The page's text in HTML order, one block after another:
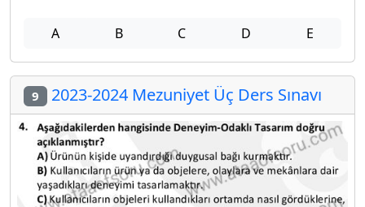
A B C D E
9 2023-2024 Mezuniyet Üç Ders Sınavı